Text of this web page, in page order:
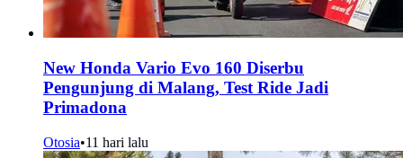
New Honda Vario Evo 160 Diserbu
Pengunjung di Malang, Test Ride Jadi
Primadona
Otosia•11 hari lalu